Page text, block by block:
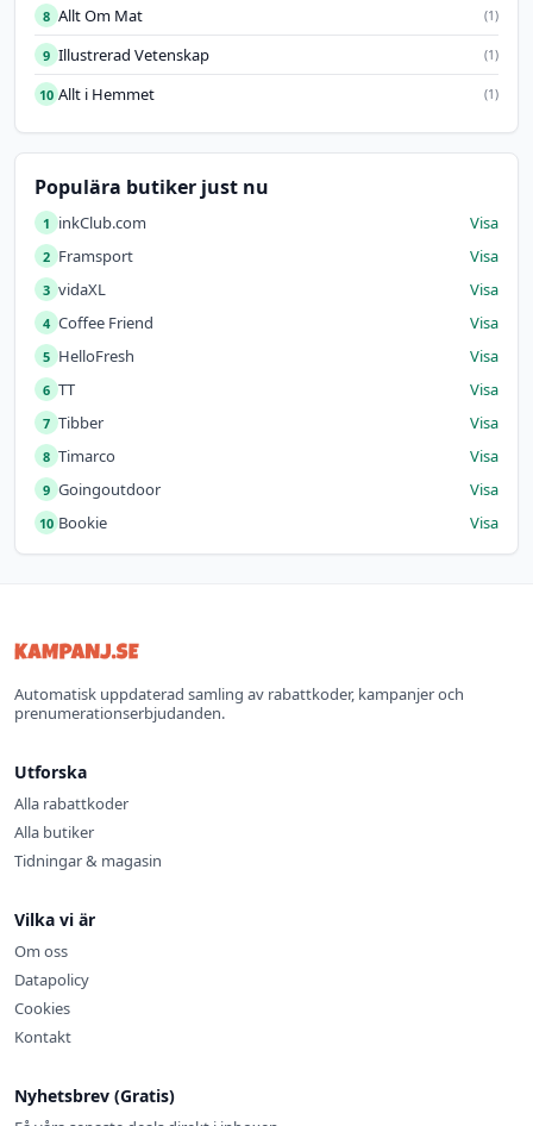
8 Allt Om Mat (1)
9 Illustrerad Vetenskap (1)
10 Allt i Hemmet (1)
Populära butiker just nu
1 inkClub.com Visa
2 Framsport Visa
3 vidaXL Visa
4 Coffee Friend Visa
5 HelloFresh Visa
6 TT Visa
7 Tibber Visa
8 Timarco Visa
9 Goingoutdoor Visa
10 Bookie Visa
Automatisk uppdaterad samling av rabattkoder, kampanjer och
prenumerationserbjudanden.
Utforska
Alla rabattkoder
Alla butiker
Tidningar & magasin
Vilka vi är
Om oss
Datapolicy
Cookies
Kontakt
Nyhetsbrev (Gratis)